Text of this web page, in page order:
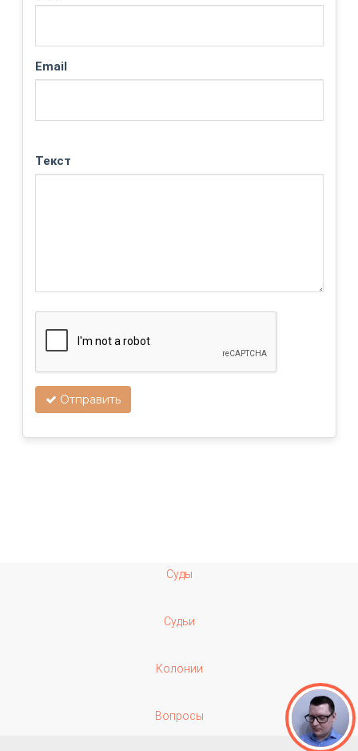
Email
Текст
Отправить
Суды
Судьи
Колонии
Вопросы